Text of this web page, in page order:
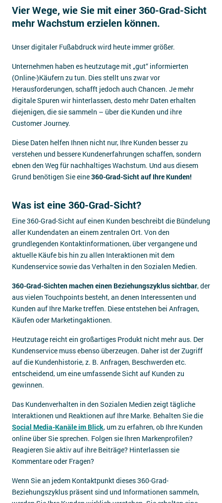
Impressum
Kontakt
Vier Wege, wie Sie mit einer 360-Grad-Sicht
mehr Wachstum erzielen können.
Unser digitaler Fußabdruck wird heute immer größer.
Unternehmen haben es heutzutage mit „gut“ informierten
(Online-)Käufern zu tun. Dies stellt uns zwar vor
Herausforderungen, schafft jedoch auch Chancen. Je mehr
digitale Spuren wir hinterlassen, desto mehr Daten erhalten
diejenigen, die sie sammeln – über die Kunden und ihre
Customer Journey.
Diese Daten helfen Ihnen nicht nur, Ihre Kunden besser zu
verstehen und bessere Kundenerfahrungen schaffen, sondern
ebnen den Weg für nachhaltiges Wachstum. Und aus diesem
Grund benötigen Sie eine360-Grad-Sicht auf Ihre Kunden!
Was ist eine 360-Grad-Sicht?
Eine 360-Grad-Sicht auf einen Kunden beschreibt die Bündelung
aller Kundendaten an einem zentralen Ort. Von den
grundlegenden Kontaktinformationen, über vergangene und
aktuelle Käufe bis hin zu allen Interaktionen mit dem
Kundenservice sowie das Verhalten in den Sozialen Medien.
360-Grad-Sichten machen einen Beziehungszyklus sichtbar, der
aus vielen Touchpoints besteht, an denen Interessenten und
Kunden auf Ihre Marke treffen. Diese entstehen bei Anfragen,
Käufen oder Marketingaktionen.
Heutzutage reicht ein großartiges Produkt nicht mehr aus. Der
Kundenservice muss ebenso überzeugen. Daher ist der Zugriff
auf die Kundenhistorie, z. B. Anfragen, Beschwerden etc.
entscheidend, um eine umfassende Sicht auf Kunden zu
gewinnen.
Das Kundenverhalten in den Sozialen Medien zeigt tägliche
Interaktionen und Reaktionen auf Ihre Marke. Behalten Sie die
Social Media-Kanäle im Blick, um zu erfahren, ob Ihre Kunden
online über Sie sprechen. Folgen sie Ihren Markenprofilen?
Reagieren Sie aktiv auf ihre Beiträge? Hinterlassen sie
Kommentare oder Fragen?
Wenn Sie an jedem Kontaktpunkt dieses 360-Grad-
Beziehungszyklus präsent sind und Informationen sammeln,